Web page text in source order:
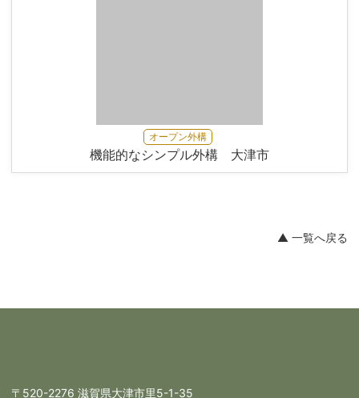
オープン外構
機能的なシンプル外構 大津市
▲ 一覧へ戻る
〒520-2276 滋賀県大津市里5-1-35